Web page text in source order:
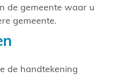
de gemeente waar u
gemeente.
de handtekening